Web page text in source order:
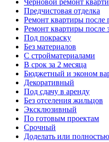
Черновой ремонт
Предчистовая отделка
Ремонт квартиры после
Ремонт квартиры после
Под покраску
Без материалов
С стройматериалами
В срок за 2 месяца
Бюджетный и эконом
Декоративный
Под сдачу в аренду
Без отселения жильцов
Эксклюзивный
По готовым проектам
Срочный
Доделать или